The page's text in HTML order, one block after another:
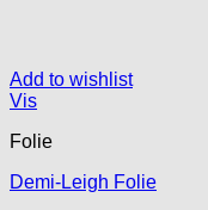
Add to wishlist
Vis
Folie
Demi-Leigh Folie